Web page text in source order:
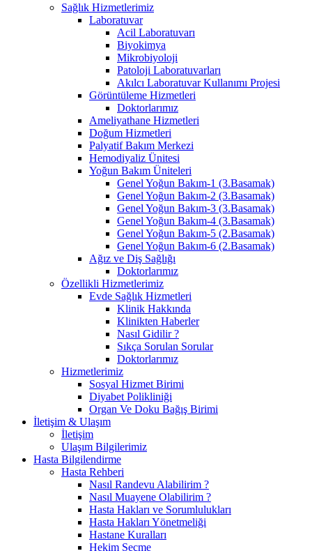
Sağlık Hizmetlerimiz
Laboratuvar
Acil Laboratuvarı
Biyokimya
Mikrobiyoloji
Patoloji Laboratuvarları
Akılcı Laboratuvar Kullanımı Projesi
Görüntüleme Hizmetleri
Doktorlarımız
Ameliyathane Hizmetleri
Doğum Hizmetleri
Palyatif Bakım Merkezi
Hemodiyaliz Ünitesi
Yoğun Bakım Üniteleri
Genel Yoğun Bakım-1 (3.Basamak)
Genel Yoğun Bakım-2 (3.Basamak)
Genel Yoğun Bakım-3 (3.Basamak)
Genel Yoğun Bakım-4 (3.Basamak)
Genel Yoğun Bakım-5 (2.Basamak)
Genel Yoğun Bakım-6 (2.Basamak)
Ağız ve Diş Sağlığı
Doktorlarımız
Özellikli Hizmetlerimiz
Evde Sağlık Hizmetleri
Klinik Hakkında
Klinikten Haberler
Nasıl Gidilir ?
Sıkça Sorulan Sorular
Doktorlarımız
Hizmetlerimiz
Sosyal Hizmet Birimi
Diyabet Polikliniği
Organ Ve Doku Bağış Birimi
İletişim & Ulaşım
İletişim
Ulaşım Bilgilerimiz
Hasta Bilgilendirme
Hasta Rehberi
Nasıl Randevu Alabilirim ?
Nasıl Muayene Olabilirim ?
Hasta Hakları ve Sorumlulukları
Hasta Hakları Yönetmeliği
Hastane Kuralları
Hekim Seçme